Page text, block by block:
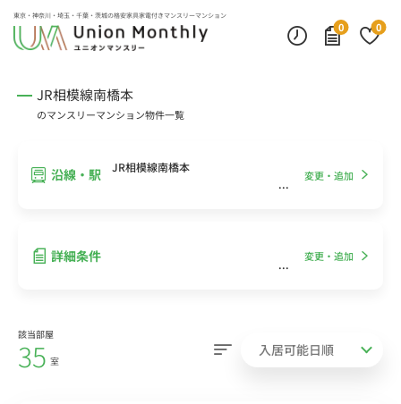
東京・神奈川・埼玉・千葉・茨城の格安家具家電付きマンスリーマンション
0
0
JR相模線南橋本
のマンスリーマンション物件一覧
沿線・駅 JR相模線南橋本
変更・追加
詳細条件 変更・追加
該当部屋
35 室